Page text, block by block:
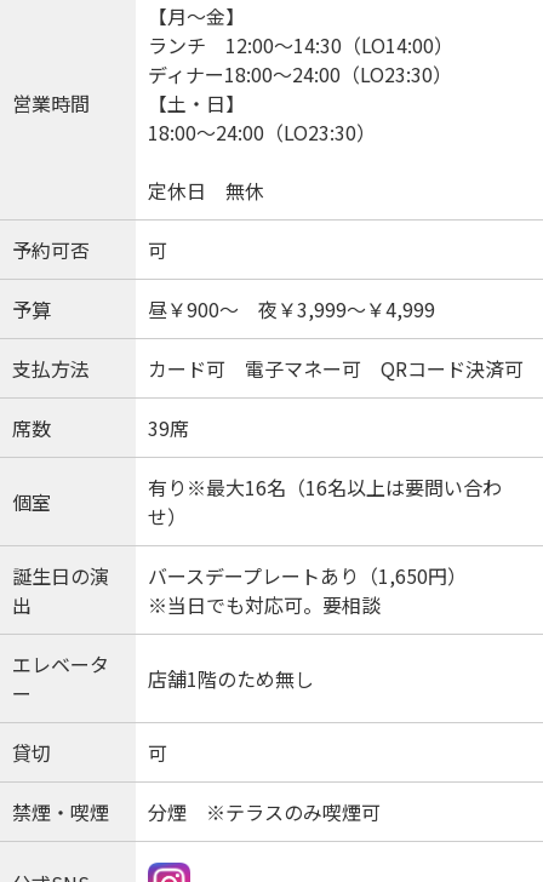
営業時間
【月～金】
ランチ 12:00～14:30（LO14:00）
ディナー18:00～24:00（LO23:30）
【土・日】
18:00～24:00（LO23:30）
定休日 無休
予約可否 可
予算 昼￥900～ 夜￥3,999～￥4,999
支払方法 カード可 電子マネー可 QRコード決済可
席数 39席
個室
有り※最大16名（16名以上は要問い合わ
せ）
誕生日の演
出
バースデープレートあり（1,650円）
※当日でも対応可。要相談
エレベータ
ー
店舗1階のため無し
貸切 可
禁煙・喫煙 分煙 ※テラスのみ喫煙可